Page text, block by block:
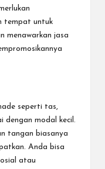
tempat untuk
menawarkan jasa
seperti tas,
dengan modal kecil.
tangan biasanya
Anda bisa
atau